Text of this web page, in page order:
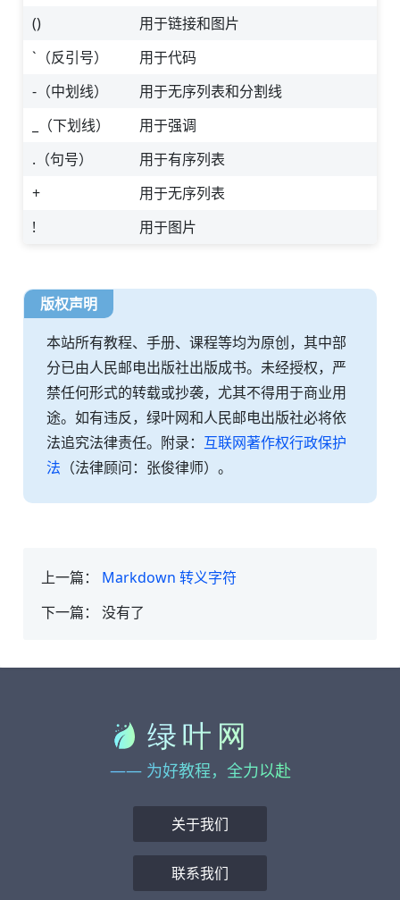
()
用于链接和图片
`（反引号）
用于代码
-（中划线）
用于无序列表和分割线
_（下划线）
用于强调
.（句号）
用于有序列表
+
用于无序列表
!
用于图片
版权声明
本站所有教程、手册、课程等均为原创，其中部
分已由人民邮电出版社出版成书。未经授权，严
禁任何形式的转载或抄袭，尤其不得用于商业用
途。如有违反，绿叶网和人民邮电出版社必将依
法追究法律责任。附录： 互联网著作权行政保护
法 （法律顾问：张俊律师）。
上一篇： Markdown 转义字符
下一篇： 没有了
—— 为好教程，全力以赴
关于我们
联系我们